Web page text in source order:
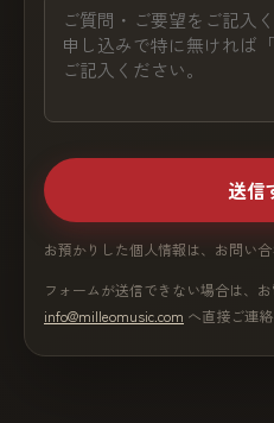
送信
お預かりした個人情報は、お問い
フォームが送信できない場合は、
info@milleomusic.com へ直接ご連絡